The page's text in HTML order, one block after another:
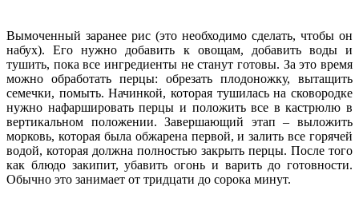
Вымоченный заранее рис (это необходимо сделать, чтобы он
набух). Его нужно добавить к овощам, добавить воды и
тушить, пока все ингредиенты не станут готовы. За это время
можно обработать перцы: обрезать плодоножку, вытащить
семечки, помыть. Начинкой, которая тушилась на сковородке
нужно нафаршировать перцы и положить все в кастрюлю в
вертикальном положении. Завершающий этап – выложить
морковь, которая была обжарена первой, и залить все горячей
водой, которая должна полностью закрыть перцы. После того
как блюдо закипит, убавить огонь и варить до готовности.
Обычно это занимает от тридцати до сорока минут.